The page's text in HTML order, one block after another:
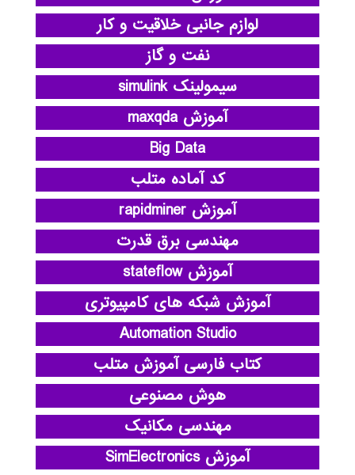
لوازم جانبی خلاقیت و کار
نفت و گاز
سیمولینک simulink
آموزش maxqda
Big Data
کد آماده متلب
آموزش rapidminer
مهندسی برق قدرت
آموزش stateflow
آموزش شبکه های کامپیوتری
Automation Studio
کتاب فارسی آموزش متلب
هوش مصنوعی
مهندسی مکانیک
آموزش SimElectronics